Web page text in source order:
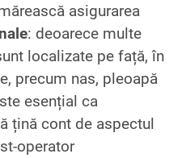
asigurarea
: deoarece multe
localizate pe față, în
precum nas, pleoapă
esențial ca
țină cont de aspectul
operator